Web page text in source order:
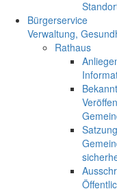
Bürgerservice
Verwaltung,
Rathaus